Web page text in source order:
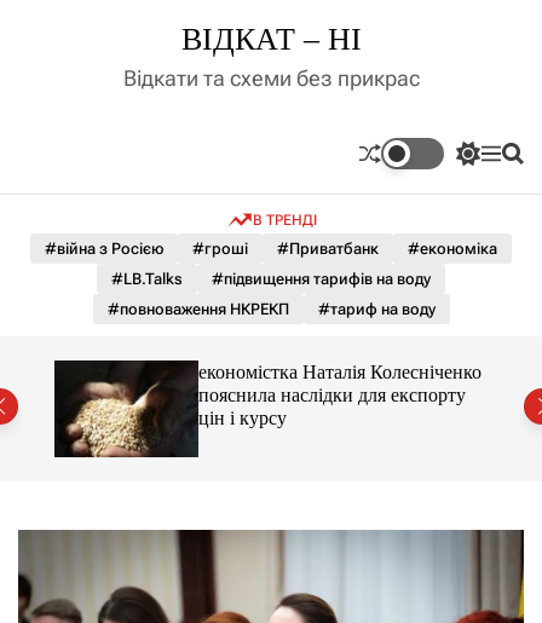
д
у
ВІДКАТ – НІ
Відкати та схеми без прикрас
П
м
к
а
о
л
ь
г
М П
В ТРЕНДІ
#війна з Росією #гроші #Приватбанк
#економіка
#LB.Talks
#підвищення тарифів на воду
#повноваження НКРЕКП
#тариф на воду
економістка Наталія Колесніченко
пояснила наслідки для експорту
цін і курсу